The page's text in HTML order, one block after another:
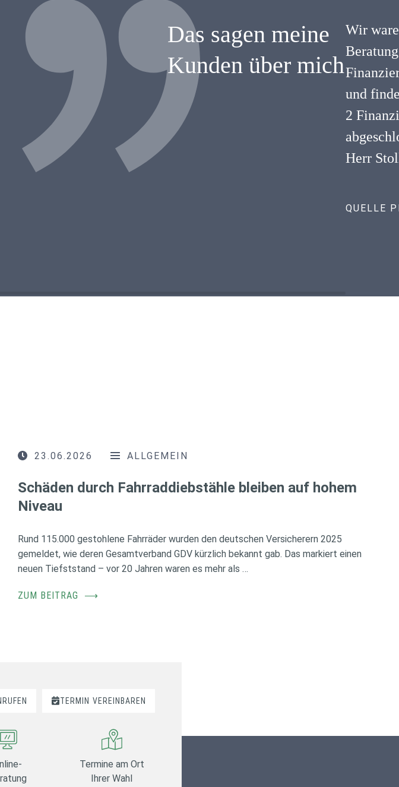
Das sagen meine
Kunden über mich
Wir
und
2
Herr
QUELLE
23.06.2026 ALLGEMEIN
Schäden durch Fahrraddiebstähle bleiben auf hohem
Niveau
Rund 115.000 gestohlene Fahrräder wurden den deutschen Versicherern 2025
gemeldet, wie deren Gesamtverband GDV kürzlich bekannt gab. Das markiert einen
neuen Tiefststand – vor 20 Jahren waren es mehr als …
ZUM BEITRAG ⟶
TERMIN VEREINBAREN
Termine am Ort
Ihrer Wahl